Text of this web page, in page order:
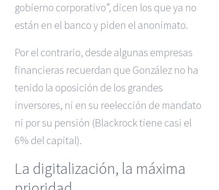
gobierno corporativo”, dicen los que ya no
están en el banco y piden el anonimato.
Por el contrario, desde algunas empresas
financieras recuerdan que González no ha
tenido la oposición de los grandes
inversores, ni en su reelección de mandato
ni por su pensión (Blackrock tiene casi el
6% del capital).
La digitalización, la máxima